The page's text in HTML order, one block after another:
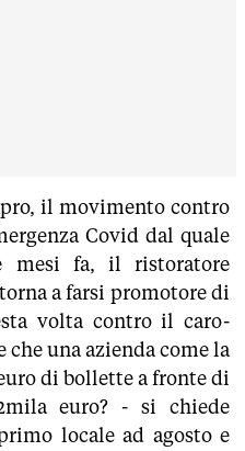
il movimento contro
Covid dal quale
mesi fa, il ristoratore
a farsi promotore di
volta contro il caro-
una azienda come la
di bollette a fronte di
euro? - si chiede
locale ad agosto e